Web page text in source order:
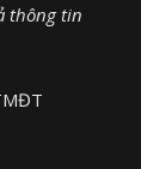
thông tin